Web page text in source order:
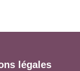
légales